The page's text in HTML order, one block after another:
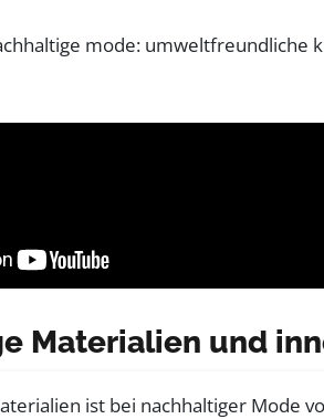
Materialien und
ist bei nachhaltiger Mode